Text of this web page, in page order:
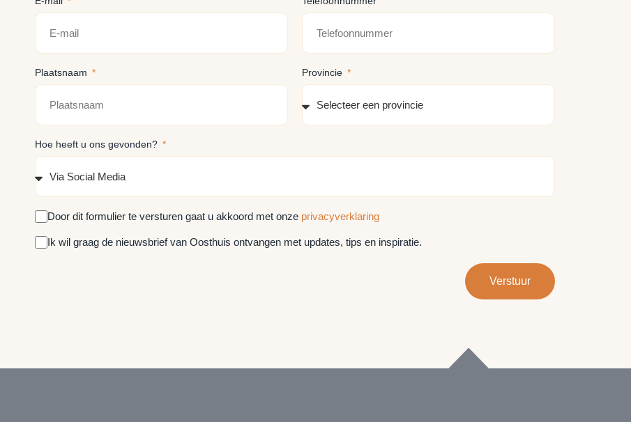
Plaatsnaam Provincie
Hoe heeft u ons gevonden?
Door dit formulier te versturen gaat u akkoord met onze privacyverklaring
Ik wil graag de nieuwsbrief van Oosthuis ontvangen met updates, tips en inspiratie.
Verstuur